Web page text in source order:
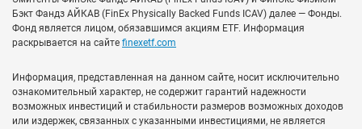
Бэкт Фандз АЙКАВ (FinEx Physically Backed Funds ICAV) далее — Фонды.
Фонд является лицом, обязавшимся акциям ETF. Информация
раскрывается на сайте finexetf.com
Информация, представленная на данном сайте, носит исключительно
ознакомительный характер, не содержит гарантий надежности
возможных инвестиций и стабильности размеров возможных доходов
или издержек, связанных с указанными инвестициями, не является